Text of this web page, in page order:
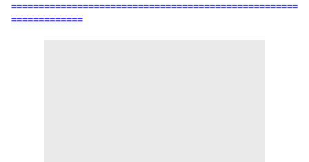
====================================================
=============